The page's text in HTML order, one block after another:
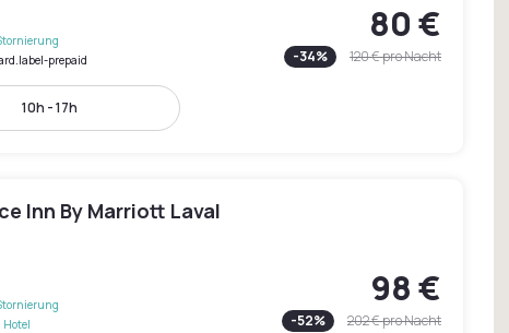
prepaid
80 €
-34% 120 €pro Nacht
10h - 17h
Inn By Marriott Laval
98 €
-52% 202 €pro Nacht